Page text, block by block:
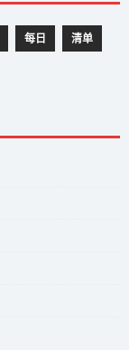
每日 清单